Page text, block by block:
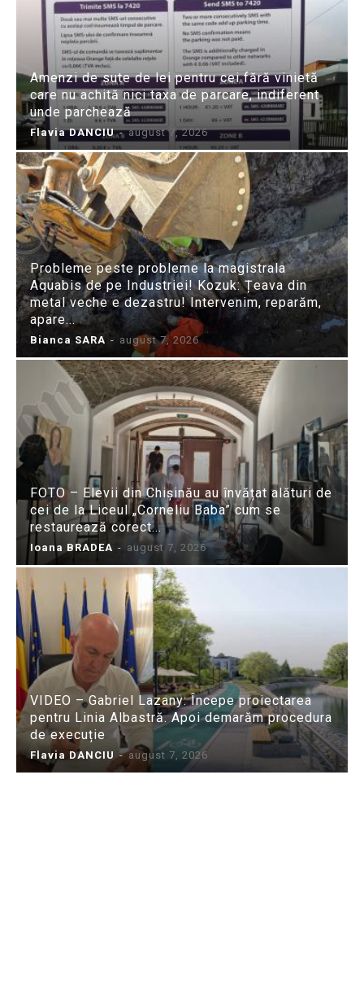
Amenzi de sute de lei pentru cei fără vinietă
care nu achită nici taxa de parcare, indiferent
unde parchează
Flavia DANCIU - august 7, 2026
Probleme peste probleme la magistrala
Aquabis de pe Industriei! Kozuk: Țeava din
metal veche e dezastru! Intervenim, reparăm,
apare...
Bianca SARA - august 7, 2026
FOTO – Elevii din Chișinău au învățat alături de
cei de la Liceul „Corneliu Baba” cum se
restaurează corect...
Ioana BRADEA - august 7, 2026
VIDEO – Gabriel Lazany: Începe proiectarea
pentru Linia Albastră. Apoi demarăm procedura
de execuție
Flavia DANCIU - august 7, 2026